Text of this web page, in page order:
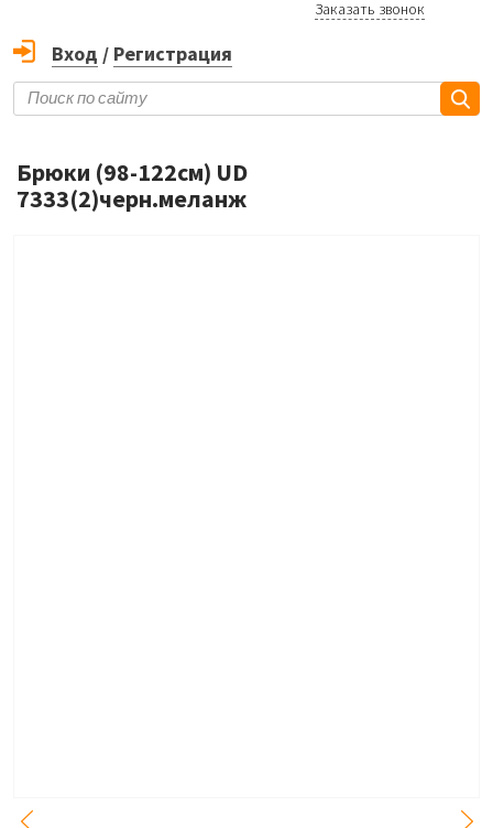
Заказать звонок
Вход / Регистрация
Брюки (98-122см) UD
7333(2)черн.меланж